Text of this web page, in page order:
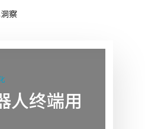
察
人终端用